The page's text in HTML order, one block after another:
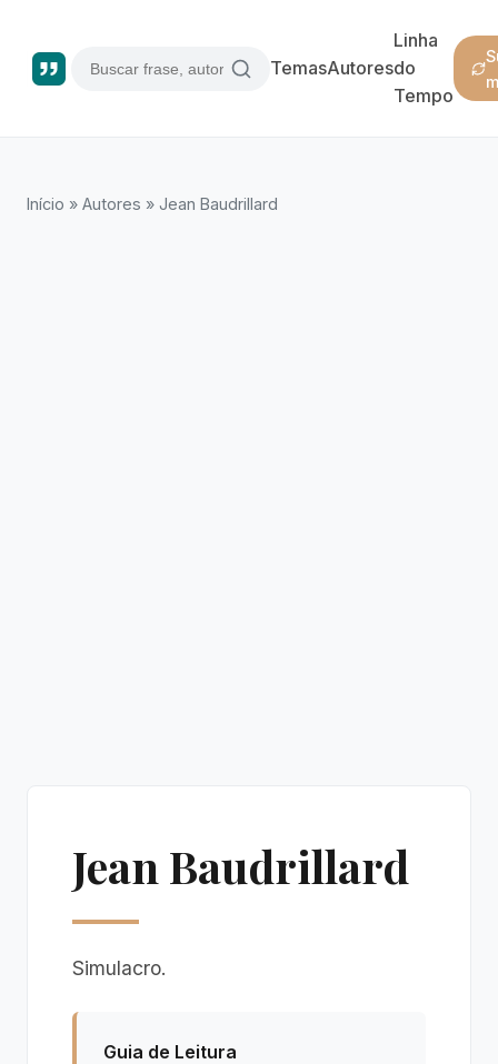
TemasAutores
Linha
do
Tempo
Início » Autores » Jean Baudrillard
Jean Baudrillard
Simulacro.
Guia de Leitura